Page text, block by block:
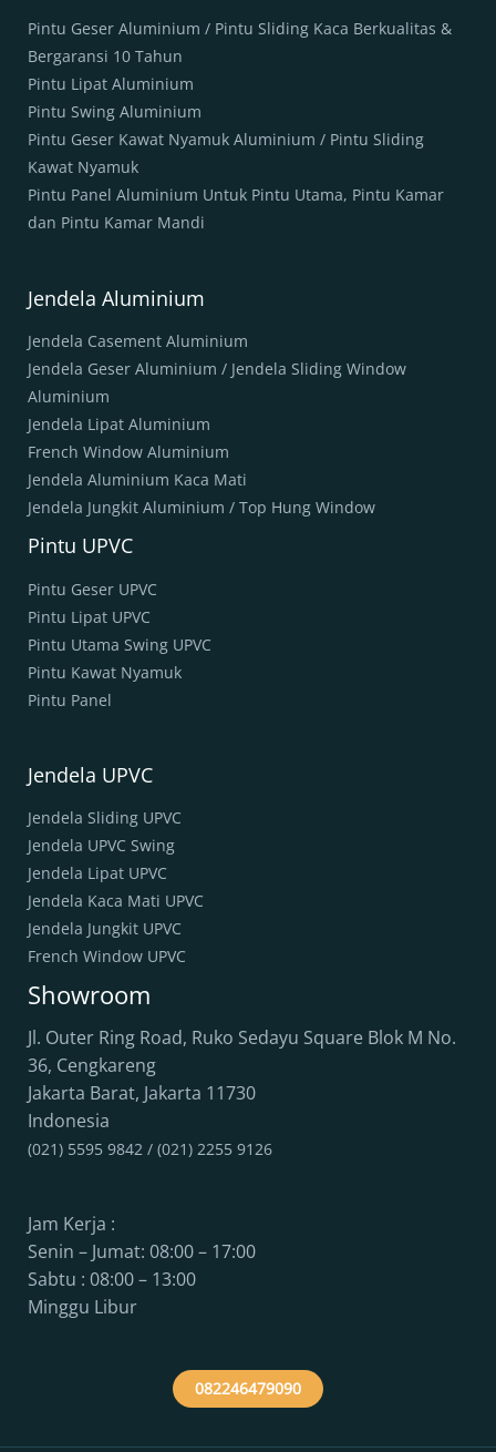
Pintu Geser Aluminium / Pintu Sliding Kaca Berkualitas &
Bergaransi 10 Tahun
Pintu Lipat Aluminium
Pintu Swing Aluminium
Pintu Geser Kawat Nyamuk Aluminium / Pintu Sliding
Kawat Nyamuk
Pintu Panel Aluminium Untuk Pintu Utama, Pintu Kamar
dan Pintu Kamar Mandi
Jendela Aluminium
Jendela Casement Aluminium
Jendela Geser Aluminium / Jendela Sliding Window
Aluminium
Jendela Lipat Aluminium
French Window Aluminium
Jendela Aluminium Kaca Mati
Jendela Jungkit Aluminium / Top Hung Window
Pintu UPVC
Pintu Geser UPVC
Pintu Lipat UPVC
Pintu Utama Swing UPVC
Pintu Kawat Nyamuk
Pintu Panel
Jendela UPVC
Jendela Sliding UPVC
Jendela UPVC Swing
Jendela Lipat UPVC
Jendela Kaca Mati UPVC
Jendela Jungkit UPVC
French Window UPVC
Showroom
Jl. Outer Ring Road, Ruko Sedayu Square Blok M No.
36, Cengkareng
Jakarta Barat, Jakarta 11730
Indonesia
(021) 5595 9842 / (021) 2255 9126
Jam Kerja :
Senin – Jumat: 08:00 – 17:00
Sabtu : 08:00 – 13:00
Minggu Libur
082246479090